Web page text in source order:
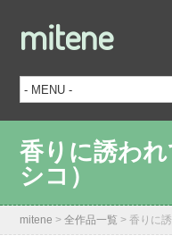
mitene
香りに誘わ
シコ）
mitene >全作品一覧 >香りに